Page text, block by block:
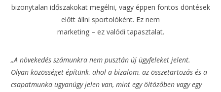
bizonytalan időszakokat megélni, vagy éppen fontos döntések
előtt állni sportolóként. Ez nem
marketing – ez valódi tapasztalat.
„A növekedés számunkra nem pusztán új ügyfeleket jelent.
Olyan közösséget építünk, ahol a bizalom, az összetartozás és a
csapatmunka ugyanúgy jelen van, mint egy öltözőben vagy egy